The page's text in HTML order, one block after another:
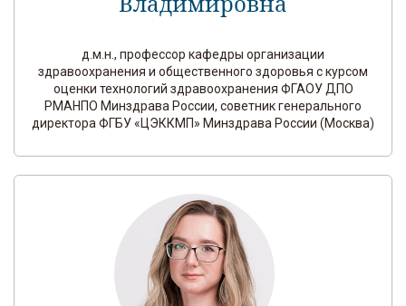
д.м.н., профессор кафедры организации
здравоохранения и общественного здоровья с курсом
оценки технологий здравоохранения ФГАОУ ДПО
РМАНПО Минздрава России, советник генерального
директора ФГБУ «ЦЭККМП» Минздрава России (Москва)